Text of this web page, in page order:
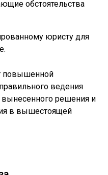
обстоятельства
юристу для
повышенной
ведения
вынесенного решения и
в вышестоящей